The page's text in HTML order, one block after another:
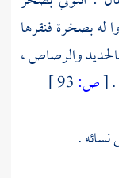
له بصخرة فنقرها
والرصاص ،
.
[ص:
نسائه .